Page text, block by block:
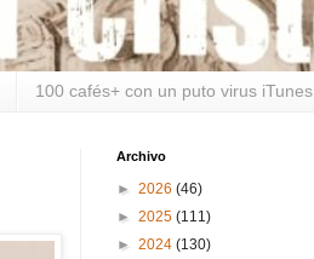
100 cafés+ con un puto virus iTunes
Archivo
► 2026 (46)
► 2025 (111)
► 2024 (130)